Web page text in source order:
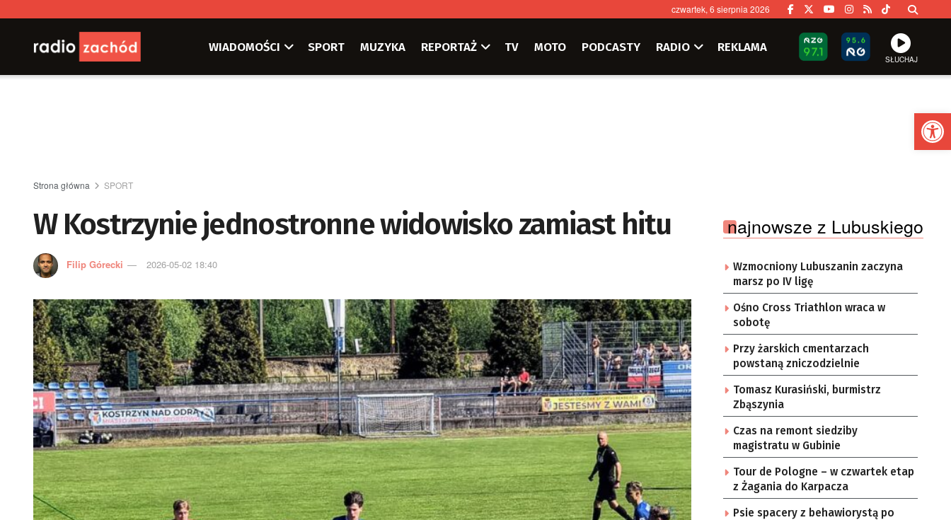
czwartek, 6 sierpnia 2026
WIADOMOŚCI SPORT MUZYKA REPORTAŻ TV MOTO PODCASTY RADIO REKLAMA
SŁUCHAJ
Strona główna SPORT
W Kostrzynie jednostronne widowisko zamiast hitu
Filip Górecki 2026-05-02 18:40
najnowsze z Lubuskiego
Wzmocniony Lubuszanin zaczyna
marsz po IV ligę
Ośno Cross Triathlon wraca w
sobotę
Przy żarskich cmentarzach
powstaną zniczodzielnie
Tomasz Kurasiński, burmistrz
Zbąszynia
Czas na remont siedziby
magistratu w Gubinie
Tour de Pologne – w czwartek etap
z Żagania do Karpacza
Psie spacery z behawiorystą po